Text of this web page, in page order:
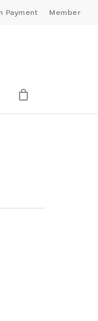
Payment Member
search